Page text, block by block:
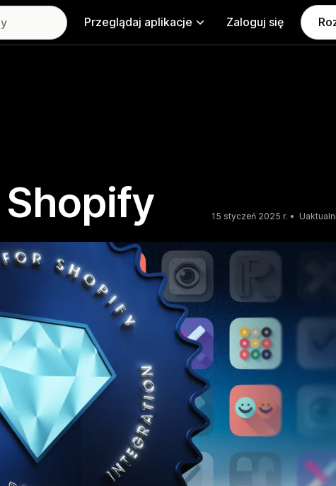
Przeglądaj aplikacje Zaloguj się
15 styczeń 2025 r.